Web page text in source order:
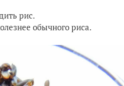
рис.
обычного риса.